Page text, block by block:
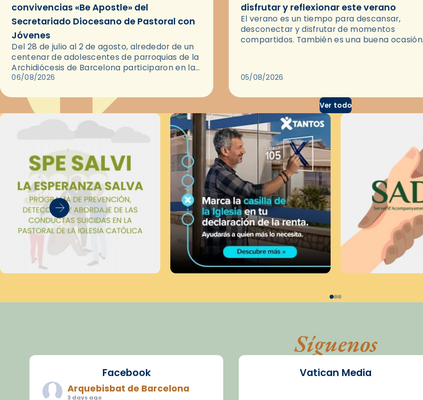
convivencias «Be Apostle» del
Secretariado Diocesano de Pastoral con
Jóvenes
Del 28 de julio al 2 de agosto, alrededor de un
centenar de adolescentes de parroquias de la
Archidiócesis de Barcelona participaron en las
convivencias Be Apostle, organizadas por el
06/08/2026
disfrutar y reflexionar este verano
El verano es un tiempo para descansar,
desconectar y disfrutar de momentos
compartidos. También es una buena ocasión
05/08/2026
Ver todo
Síguenos
Facebook
Arquebisbat de Barcelona
3 days ago
Vatican Media